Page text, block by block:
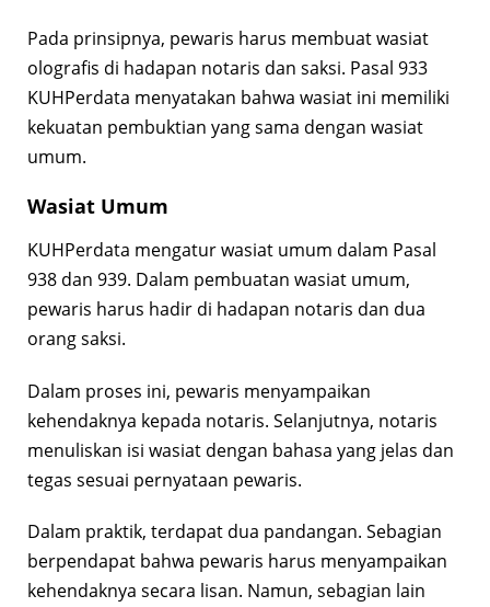
Pada prinsipnya, pewaris harus membuat wasiat
olografis di hadapan notaris dan saksi. Pasal 933
KUHPerdata menyatakan bahwa wasiat ini memiliki
kekuatan pembuktian yang sama dengan wasiat
umum.
Wasiat Umum
KUHPerdata mengatur wasiat umum dalam Pasal
938 dan 939. Dalam pembuatan wasiat umum,
pewaris harus hadir di hadapan notaris dan dua
orang saksi.
Dalam proses ini, pewaris menyampaikan
kehendaknya kepada notaris. Selanjutnya, notaris
menuliskan isi wasiat dengan bahasa yang jelas dan
tegas sesuai pernyataan pewaris.
Dalam praktik, terdapat dua pandangan. Sebagian
berpendapat bahwa pewaris harus menyampaikan
kehendaknya secara lisan. Namun, sebagian lain